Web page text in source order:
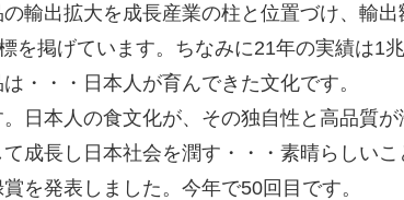
輸出拡大を成長産業の柱と位置づけ、輸出
を掲げています。ちなみに21年の実績は1兆
・・・日本人が育んできた文化です。
日本人の食文化が、その独自性と高品質が
成長し日本社会を潤す・・・素晴らしいこ
を発表しました。今年で50回目です。